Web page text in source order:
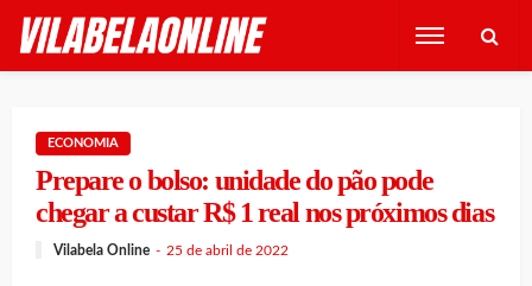
ECONOMIA
Prepare o bolso: unidade do pão pode
chegar a custar R$ 1 real nos próximos dias
Vilabela Online 25 de abril de 2022